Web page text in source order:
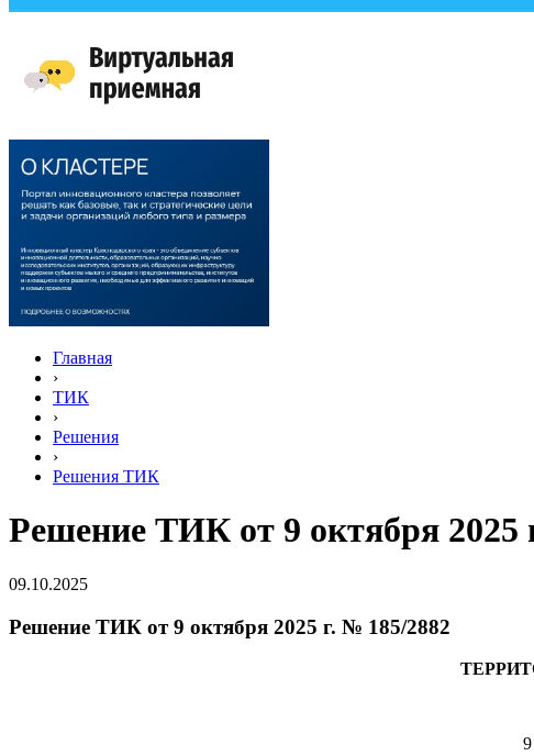
Главная
›
ТИК
›
Решения
›
Решения ТИК
Решение ТИК от 9 октября 2025
09.10.2025
Решение ТИК от 9 октября 2025 г. № 185/2882